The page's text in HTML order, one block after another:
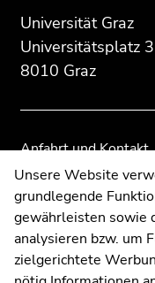
Seitenbereichs:
Zusatzinformationen:
Universität Graz
Universitätsplatz 3
8010 Graz
Anfahrt und Kontakt
Kommunikation
Moodle
UNIGRAZonline
Impressum
Seitenbereichs.
Übersicht
Seitenbereiche
Seitenbereichs.
Übersicht
Seitenbereiche
Unsere Website
grundlegende
gewährleisten sowie
analysieren bzw. um
zielgerichtete